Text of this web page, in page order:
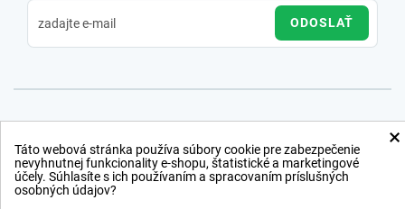
ODOSLAŤ
×
Táto webová stránka používa súbory cookie pre zabezpečenie
nevyhnutnej funkcionality e-shopu, štatistické a marketingové
účely. Súhlasíte s ich používaním a spracovaním príslušných
osobných údajov?